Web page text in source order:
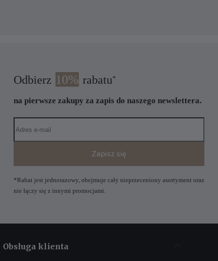
Odbierz 10% rabatu *
na pierwsze zakupy za zapis do naszego newslettera.
Zapisz się
*Rabat jest jednorazowy, obejmuje cały nieprzeceniony asortyment oraz
nie łączy się z innymi promocjami.
Obsługa klienta